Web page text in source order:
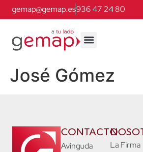
gemap@gemap.es936 47 24 80
José Gómez
La Firma
CONTACTO
Avinguda